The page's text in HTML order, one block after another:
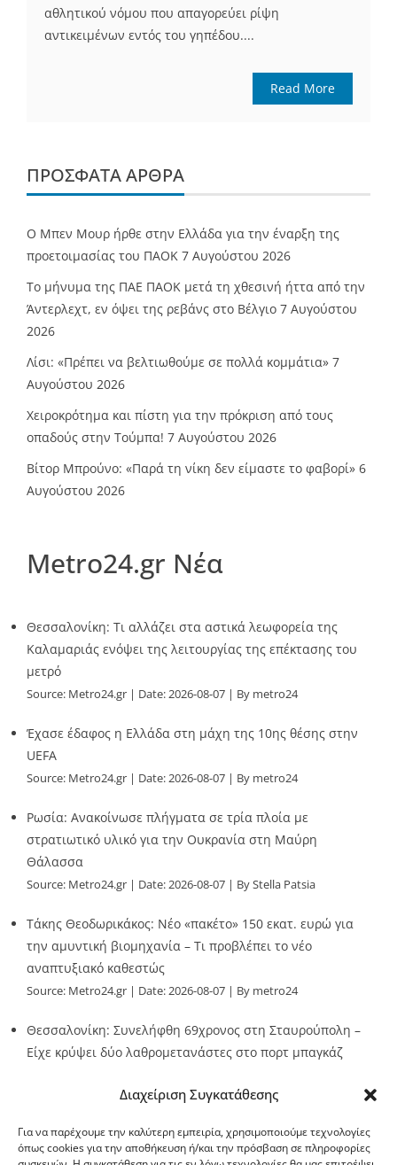
Διαχείριση Συγκατάθεσης
Για να παρέχουμε την καλύτερη εμπειρία, χρησιμοποιούμε τεχνολογίες
όπως cookies για την αποθήκευση ή/και την πρόσβαση σε πληροφορίες
αθλητικού νόμου που απαγορεύει ρίψη
αντικειμένων εντός του γηπέδου....
Read More
ΠΡΌΣΦΑΤΑ ΆΡΘΡΑ
O Mπεν Μουρ ήρθε στην Ελλάδα για την έναρξη της
προετοιμασίας του ΠΑΟΚ 7 Αυγούστου 2026
Το μήνυμα της ΠΑΕ ΠΑΟΚ μετά τη χθεσινή ήττα από την
Άντερλεχτ, εν όψει της ρεβάνς στο Βέλγιο 7 Αυγούστου
2026
Λίσι: «Πρέπει να βελτιωθούμε σε πολλά κομμάτια» 7
Αυγούστου 2026
Χειροκρότημα και πίστη για την πρόκριση από τους
οπαδούς στην Τούμπα! 7 Αυγούστου 2026
Βίτορ Μπρούνο: «Παρά τη νίκη δεν είμαστε το φαβορί» 6
Αυγούστου 2026
Metro24.gr Νέα
Θεσσαλονίκη: Τι αλλάζει στα αστικά λεωφορεία της
Καλαμαριάς ενόψει της λειτουργίας της επέκτασης του
μετρό
Source: Metro24.gr Date: 2026-08-07 By metro24
Έχασε έδαφος η Ελλάδα στη μάχη της 10ης θέσης στην
UEFA
Source: Metro24.gr Date: 2026-08-07 By metro24
Ρωσία: Ανακοίνωσε πλήγματα σε τρία πλοία με
στρατιωτικό υλικό για την Ουκρανία στη Μαύρη
Θάλασσα
Source: Metro24.gr Date: 2026-08-07 By Stella Patsia
Τάκης Θεοδωρικάκος: Νέο «πακέτο» 150 εκατ. ευρώ για
την αμυντική βιομηχανία – Τι προβλέπει το νέο
αναπτυξιακό καθεστώς
Source: Metro24.gr Date: 2026-08-07 By metro24
Θεσσαλονίκη: Συνελήφθη 69χρονος στη Σταυρούπολη –
Είχε κρύψει δύο λαθρομετανάστες στο πορτ μπαγκάζ